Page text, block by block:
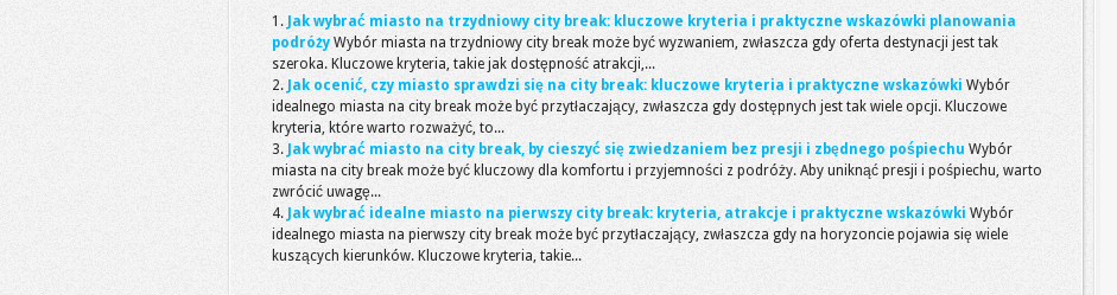
Jak wybrać miasto na trzydniowy city break: kluczowe kryteria i praktyczne wskazówki planowania
podróży Wybór miasta na trzydniowy city break może być wyzwaniem, zwłaszcza gdy oferta destynacji jest tak
szeroka. Kluczowe kryteria, takie jak dostępność atrakcji,...
Jak ocenić, czy miasto sprawdzi się na city break: kluczowe kryteria i praktyczne wskazówki Wybór
idealnego miasta na city break może być przytłaczający, zwłaszcza gdy dostępnych jest tak wiele opcji. Kluczowe
kryteria, które warto rozważyć, to...
Jak wybrać miasto na city break, by cieszyć się zwiedzaniem bez presji i zbędnego pośpiechu Wybór
miasta na city break może być kluczowy dla komfortu i przyjemności z podróży. Aby uniknąć presji i pośpiechu, warto
zwrócić uwagę...
Jak wybrać idealne miasto na pierwszy city break: kryteria, atrakcje i praktyczne wskazówki Wybór
idealnego miasta na pierwszy city break może być przytłaczający, zwłaszcza gdy na horyzoncie pojawia się wiele
kuszących kierunków. Kluczowe kryteria, takie...